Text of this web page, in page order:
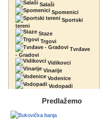
Salaši
Spomenici
Sportski
tereni
Staze
Trgovi
Tvrđave
- Gradovi
Vidikovci
Vinarije
Vodenice
Vodopadi
Predlažemo